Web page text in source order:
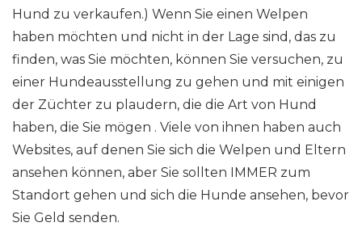
Hund zu verkaufen.) Wenn Sie einen Welpen
haben möchten und nicht in der Lage sind, das zu
finden, was Sie möchten, können Sie versuchen, zu
einer Hundeausstellung zu gehen und mit einigen
der Züchter zu plaudern, die die Art von Hund
haben, die Sie mögen . Viele von ihnen haben auch
Websites, auf denen Sie sich die Welpen und Eltern
ansehen können, aber Sie sollten IMMER zum
Standort gehen und sich die Hunde ansehen, bevor
Sie Geld senden.